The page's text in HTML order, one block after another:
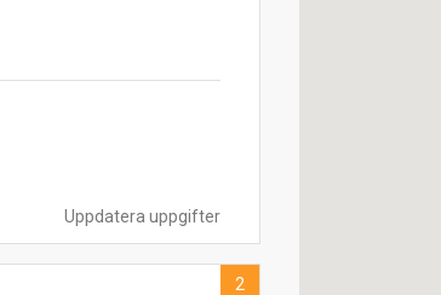
Uppdatera uppgifter
2